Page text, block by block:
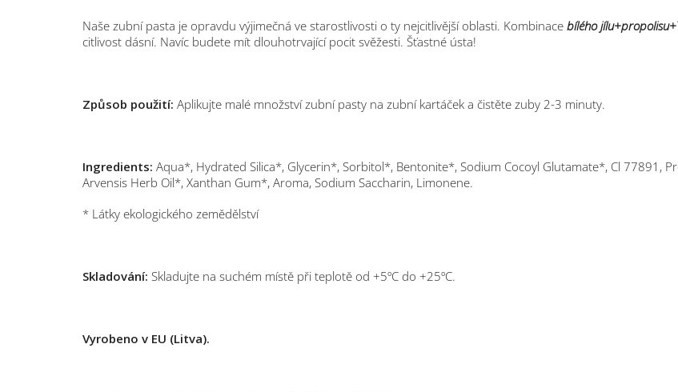
Naše zubní pasta je opravdu výjimečná ve starostlivosti o ty nejcitlivější oblasti. Kombinace bílého
citlivost dásní. Navíc budete mít dlouhotrvající pocit svěžesti. Šťastné ústa!
Způsob použití: Aplikujte malé množství zubní pasty na zubní kartáček a čistěte zuby 2-3 minuty.
Ingredients: Aqua*, Hydrated Silica*, Glycerin*, Sorbitol*, Bentonite*, Sodium Cocoyl Glutamate*, Cl 77891,
Arvensis Herb Oil*, Xanthan Gum*, Aroma, Sodium Saccharin, Limonene.
* Látky ekologického zemědělství
Skladování: Skladujte na suchém místě při teplotě od +5ºC do +25ºC.
Vyrobeno v EU (Litva).